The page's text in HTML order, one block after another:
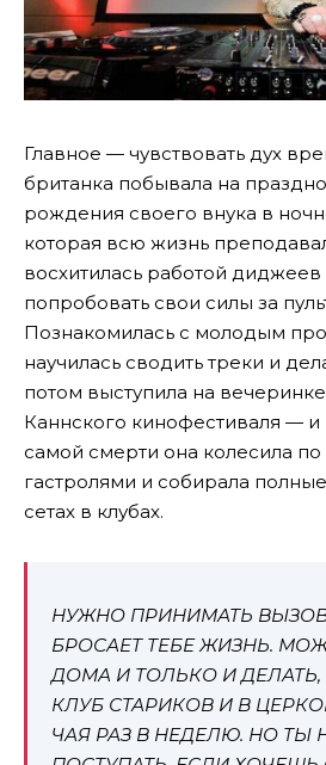
Главное — чувствовать дух
британка побывала на
рождения своего внука в
которая всю жизнь
восхитилась работой
попробовать свои силы за
Познакомилась с молодым
научилась сводить треки и
потом выступила на
Каннского кинофестиваля — и
самой смерти она колесила
гастролями и собирала
сетах в клубах.
НУЖНО ПРИНИМАТЬ
БРОСАЕТ ТЕБЕ ЖИЗНЬ.
ДОМА И ТОЛЬКО И ДЕЛАТЬ,
КЛУБ СТАРИКОВ И В
ЧАЯ РАЗ В НЕДЕЛЮ. НО ТЫ